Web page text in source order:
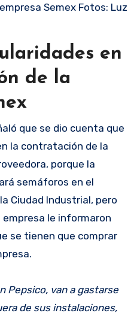
Semex Fotos: Luz
en
de la
que se dio cuenta que
la contratación de la
porque la
semáforos en el
Ciudad Industrial, pero
le informaron
se tienen que comprar
Pepsico, van a gastarse
de sus instalaciones,